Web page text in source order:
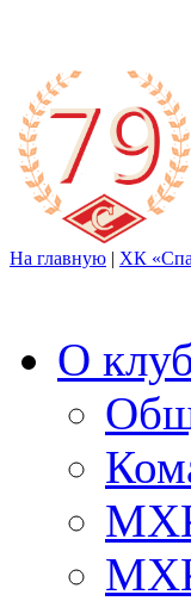
На главную | ХК
О